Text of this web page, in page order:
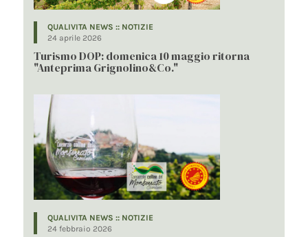
QUALIVITA NEWS :: NOTIZIE
24 aprile 2026
Turismo DOP: domenica 10 maggio ritorna
"Anteprima Grignolino&Co."
QUALIVITA NEWS :: NOTIZIE
24 febbraio 2026